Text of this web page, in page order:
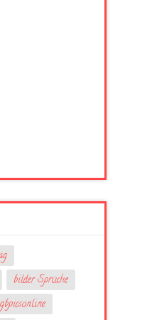
bilder Sprüche
gbpicsonline